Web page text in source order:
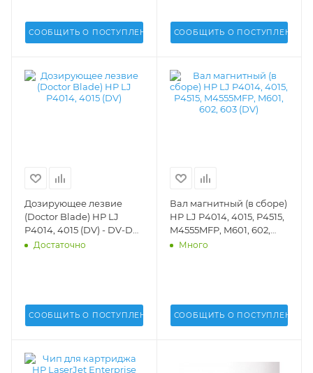
СООБЩИТЬ О ПОСТУПЛЕНИИ СООБЩИТЬ О ПОСТУПЛЕНИИ
Дозирующее лезвие
(Doctor Blade) HP LJ
P4014, 4015 (DV) - DV-DB-
H4015-10
Достаточно
СООБЩИТЬ О ПОСТУПЛЕНИИ
Вал магнитный (в сборе)
HP LJ P4014, 4015, P4515,
M4555MFP, M601, 602,
603 (DV) - DV-MR-H4015
Много
СООБЩИТЬ О ПОСТУПЛЕНИИ